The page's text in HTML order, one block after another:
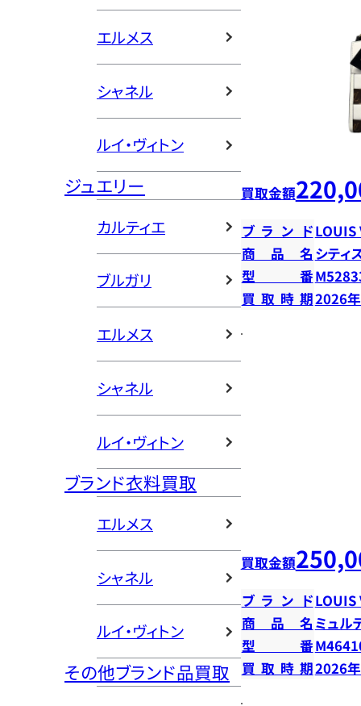
エルメス
シャネル
ルイ・ヴィトン
ジュエリー
カルティエ
ブルガリ
エルメス
シャネル
ルイ・ヴィトン
ブランド衣料買取
エルメス
シャネル
ルイ・ヴィトン
その他ブランド品買取
買取金額
ブランドLOUIS
商品名 シティ
型番
買取時期2026
買取金額
ブランドLOUIS
商品名 ミュル
型番
買取時期2026